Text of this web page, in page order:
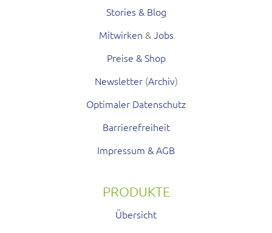
Stories & Blog
Mitwirken &Jobs
Preise & Shop
Newsletter(Archiv)
Optimaler Datenschutz
Barrierefreiheit
Impressum & AGB
PRODUKTE
Übersicht